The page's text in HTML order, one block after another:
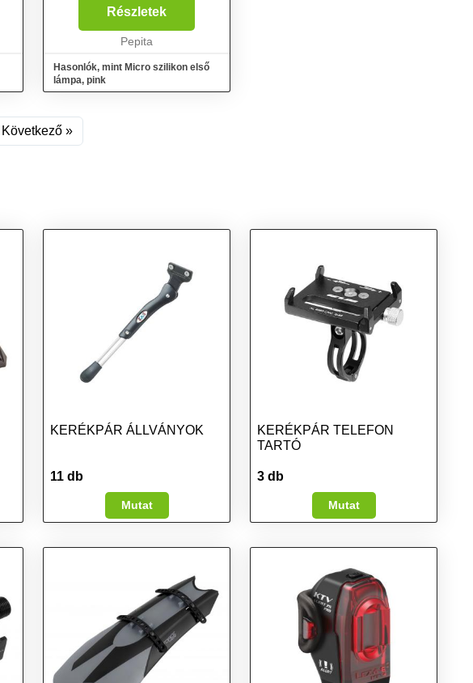
szilikon Elem: 2 x CR2032 Kivitel:
vízálló 3 funkció: gyors, lassú vil...
Részletek
Pepita
Hasonlók, mint Micro szilikon első
lámpa, pink
Következő »
KERÉKPÁR ÁLLVÁNYOK
11 db
Mutat
KERÉKPÁR TELEFON
TARTÓ
3 db
Mutat